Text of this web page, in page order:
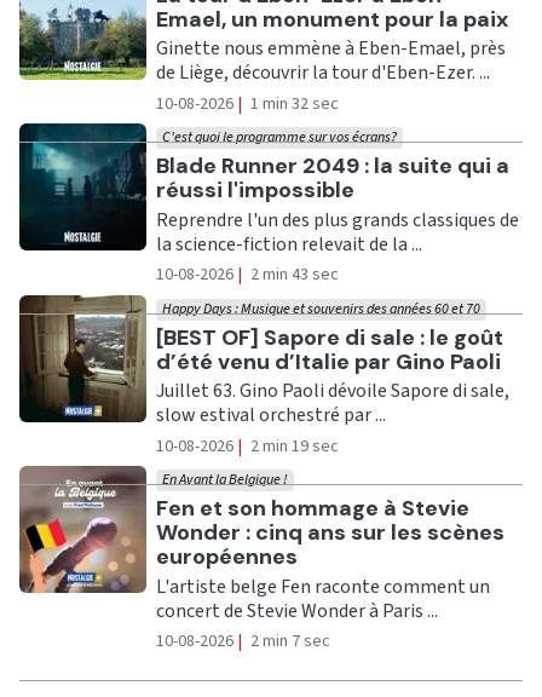
Emael, un monument pour la paix
Ginette nous emmène à Eben-Emael, près
de Liège, découvrir la tour d'Eben-Ezer. ...
10-08-2026 | 1 min 32 sec
Ecouter
Blade Runner 2049 : la suite qui a
réussi l'impossible
C'est quoi le programme sur vos écrans?
Reprendre l'un des plus grands classiques de
la science-fiction relevait de la ...
10-08-2026 | 2 min 43 sec
Ecouter
[BEST OF] Sapore di sale : le goût
d’été venu d’Italie par Gino Paoli
Happy Days : Musique et souvenirs des années 60 et 70
Juillet 63. Gino Paoli dévoile Sapore di sale,
slow estival orchestré par ...
10-08-2026 | 2 min 19 sec
Ecouter
Fen et son hommage à Stevie
Wonder : cinq ans sur les scènes
européennes
En Avant la Belgique !
L'artiste belge Fen raconte comment un
concert de Stevie Wonder à Paris ...
10-08-2026 | 2 min 7 sec